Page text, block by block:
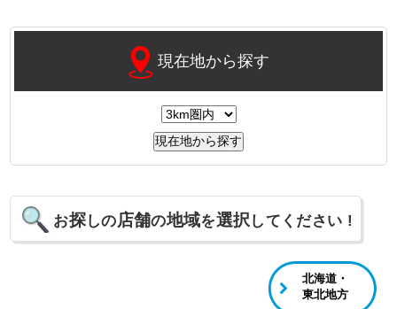
現在地から探す
お探しの店舗の地域を選択してください !
北海道・
東北地方